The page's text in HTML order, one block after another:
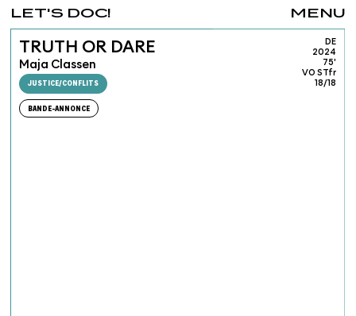
MENU
LET'S DOC!
TRUTH OR DARE
Maja Classen
JUSTICE/CONFLITS
BANDE-ANNONCE
DE
2024
75'
VO STfr
18/18